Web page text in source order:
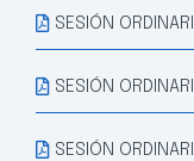
SESIÓN
SESIÓN
SESIÓN